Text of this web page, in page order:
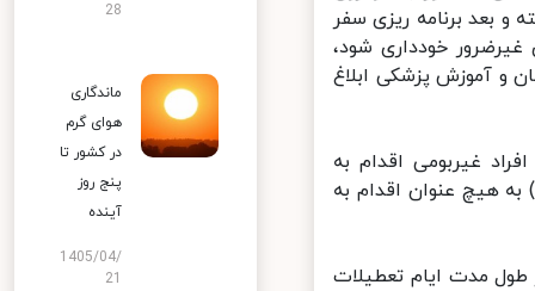
بعد برنامه ­ریزی سفر
خودداری شود،
آموزش پزشکی ابلاغ
غیربومی اقدام به
هیچ عنوان اقدام به
مدت ایام تعطیلات
28
ماندگاری
هوای گرم
در کشور تا
پنج روز
آینده
1405/04/